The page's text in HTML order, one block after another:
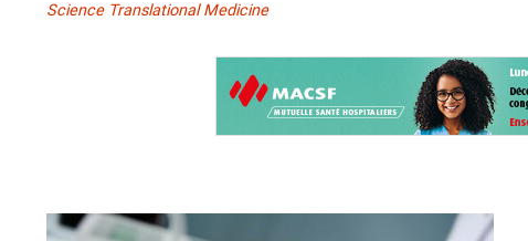
Science Translational Medicine